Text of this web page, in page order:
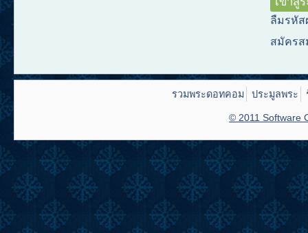
ลืมรหัส
สมัคร
รวมพระดอทคอม ประมูลพระ
© 2011 Software